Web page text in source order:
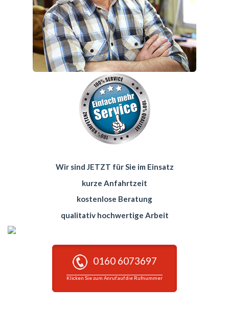
Wir sind JETZT für Sie im Einsatz
kurze Anfahrtzeit
kostenlose Beratung
qualitativ hochwertige Arbeit
0160 6073697
Klicken Sie zum Anruf auf die Rufnummer